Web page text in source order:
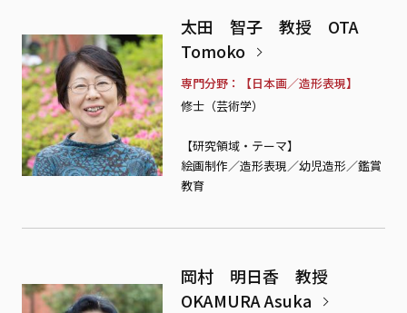
太田 智子 教授 OTA
Tomoko
専門分野
【日本画／造形表現】
修士（芸術学）
【研究領域・テーマ】
絵画制作／造形表現／幼児造形／鑑賞
教育
岡村 明日香 教授
OKAMURA Asuka